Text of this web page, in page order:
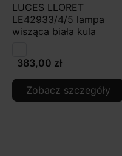
LUCES LLORET
LE42933/4/5 lampa
wisząca biała kula
383,00 zł
Zobacz szczegóły